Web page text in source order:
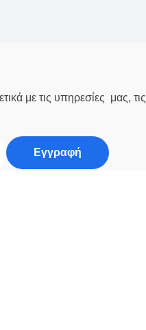
με τις υπηρεσίες μας, τις